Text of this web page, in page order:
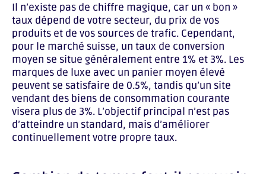
Il n’existe pas de chiffre magique, car un « bon »
taux dépend de votre secteur, du prix de vos
produits et de vos sources de trafic. Cependant,
pour le marché suisse, un taux de conversion
moyen se situe généralement entre 1% et 3%. Les
marques de luxe avec un panier moyen élevé
peuvent se satisfaire de 0.5%, tandis qu’un site
vendant des biens de consommation courante
visera plus de 3%. L’objectif principal n’est pas
d’atteindre un standard, mais d’améliorer
continuellement votre propre taux.